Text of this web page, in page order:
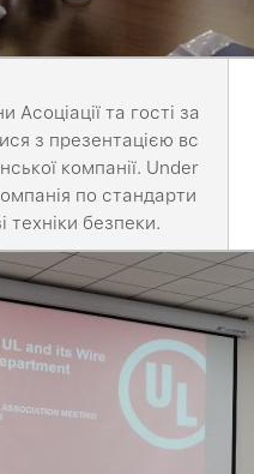
Асоціації та гості за
з презентацією вс
компанії. Under
по стандарти
техніки безпеки.